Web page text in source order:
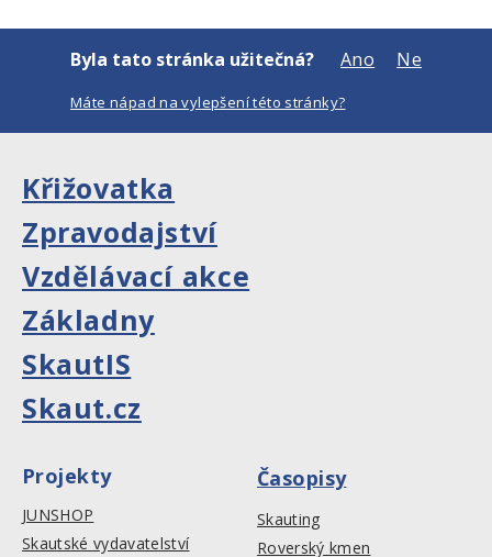
Byla tato stránka užitečná? Ano Ne
Máte nápad na vylepšení této stránky?
Křižovatka
Zpravodajství
Vzdělávací akce
Základny
SkautIS
Skaut.cz
Projekty
JUNSHOP
Skautské vydavatelství
Časopisy
Skauting
Roverský kmen